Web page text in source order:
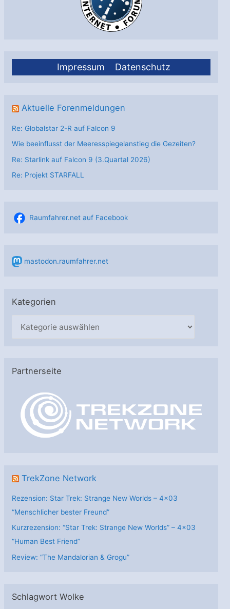
Impressum Datenschutz
Aktuelle Forenmeldungen
Re: Globalstar 2-R auf Falcon 9
Wie beeinflusst der Meeresspiegelanstieg die Gezeiten?
Re: Starlink auf Falcon 9 (3.Quartal 2026)
Re: Projekt STARFALL
Raumfahrer.net auf Facebook
mastodon.raumfahrer.net
Kategorien
g
Partnerseite
TrekZone Network
Rezension: Star Trek: Strange New Worlds – 4×03
“Menschlicher bester Freund”
Kurzrezension: “Star Trek: Strange New Worlds” – 4×03
“Human Best Friend”
Review: “The Mandalorian & Grogu”
Schlagwort Wolke